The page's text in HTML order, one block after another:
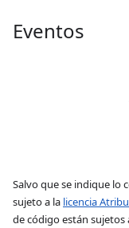
Eventos
Salvo que se indique lo
sujeto a la licencia
de código están sujetos